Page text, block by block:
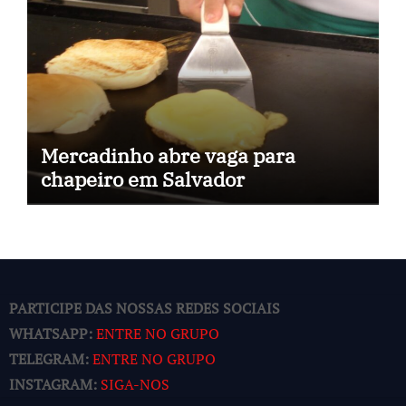
Mercadinho abre vaga para
chapeiro em Salvador
PARTICIPE DAS NOSSAS REDES SOCIAIS
WHATSAPP:ENTRE NO GRUPO
TELEGRAM:ENTRE NO GRUPO
INSTAGRAM: SIGA-NOS